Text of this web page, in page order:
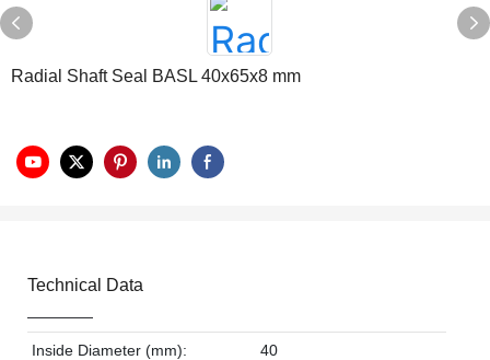
Radial Shaft Seal BASL 40x65x8 mm
Technical Data
Inside Diameter (mm): 40